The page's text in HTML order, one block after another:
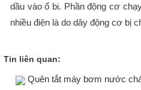
dầu vào ổ bi. Phần động cơ
nhiều điện là do dây động cơ bị
Tin liên quan:
Quên tắt máy bơm nước